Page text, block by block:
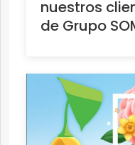
nuestros
de Grupo